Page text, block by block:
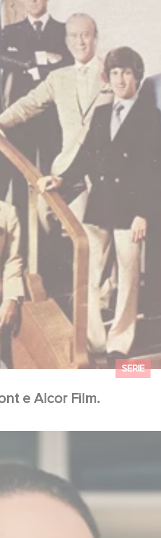
SERIE
e Alcor Film.
il 7 giugno su Disney+